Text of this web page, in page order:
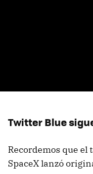
Twitter Blue
Recordemos que el
SpaceX lanzó